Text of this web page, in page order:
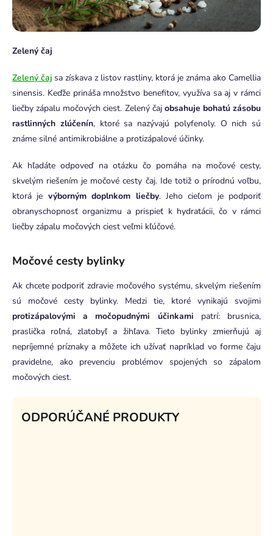
Zelený čaj
Zelený čaj sa získava z listov rastliny, ktorá je známa ako Camellia
sinensis. Keďže prináša množstvo benefitov, využíva sa aj v rámci
liečby zápalu močových ciest. Zelený čaj obsahuje bohatú zásobu
rastlinných zlúčenín, ktoré sa nazývajú polyfenoly. O nich sú
známe silné antimikrobiálne a protizápalové účinky.
Ak hľadáte odpoveď na otázku čo pomáha na močové cesty,
skvelým riešením je močové cesty čaj. Ide totiž o prírodnú voľbu,
ktorá je výborným doplnkom liečby. Jeho cieľom je podporiť
obranyschopnosť organizmu a prispieť k hydratácii, čo v rámci
liečby zápalu močových ciest veľmi kľúčové.
Močové cesty bylinky
Ak chcete podporiť zdravie močového systému, skvelým riešením
sú močové cesty bylinky. Medzi tie, ktoré vynikajú svojimi
protizápalovými a močopudnými účinkami patrí: brusnica,
praslička roľná, zlatobyľ a žihľava. Tieto bylinky zmierňujú aj
nepríjemné príznaky a môžete ich užívať napríklad vo forme čaju
pravidelne, ako prevenciu problémov spojených so zápalom
močových ciest.
ODPORÚČANÉ PRODUKTY